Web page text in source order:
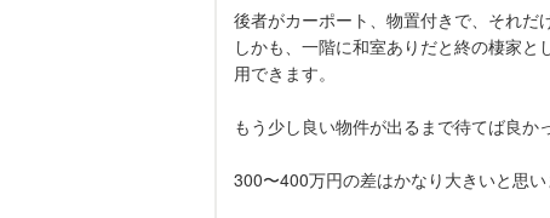
後者がカーポート、物置付きで、それだ
しかも、一階に和室ありだと終の棲家
用できます。
もう少し良い物件が出るまで待てば良か
300〜400万円の差はかなり大きいと思い